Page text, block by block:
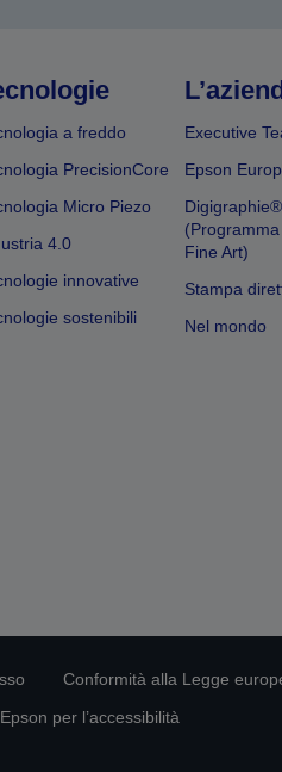
a freddo
PrecisionCore
Micro Piezo
4.0
innovative
sostenibili
Executive
Epson
Digigraphie®
Fine Art)
Stampa
Nel mondo
Conformità alla Legge
Epson per l’accessibilità